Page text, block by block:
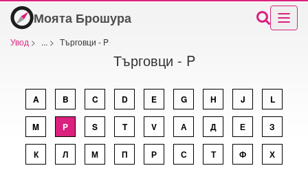
Моята Брошура
Увод > ... > Търговци - P
Търговци - P
A B C D E G H J L
M P S T V А Д Е З
К Л М П Р С Т Ф Х